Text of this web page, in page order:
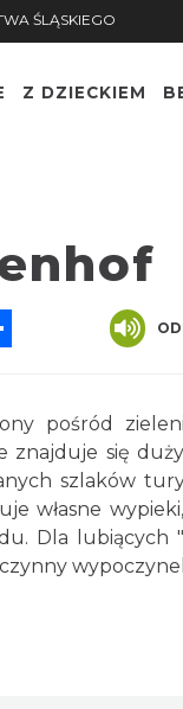
ŚLĄSKIEGO
Z DZIECKIEM
pośród
znajduje się
szlaków
własne
Dla lubiących